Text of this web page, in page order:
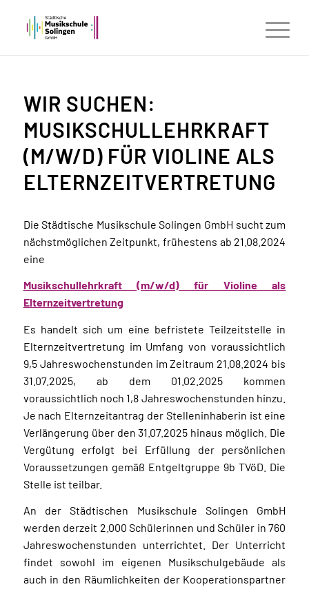
WIR SUCHEN:
MUSIKSCHULLEHRKRAFT
(M/W/D) FÜR VIOLINE ALS
ELTERNZEITVERTRETUNG
Die Städtische Musikschule Solingen GmbH sucht zum
nächstmöglichen Zeitpunkt, frühestens ab 21.08.2024
eine
Musikschullehrkraft (m/w/d) für Violine als
Elternzeitvertretung
Es handelt sich um eine befristete Teilzeitstelle in
Elternzeitvertretung im Umfang von voraussichtlich
9,5 Jahreswochenstunden im Zeitraum 21.08.2024 bis
31.07.2025, ab dem 01.02.2025 kommen
voraussichtlich noch 1,8 Jahreswochenstunden hinzu.
Je nach Elternzeitantrag der Stelleninhaberin ist eine
Verlängerung über den 31.07.2025 hinaus möglich. Die
Vergütung erfolgt bei Erfüllung der persönlichen
Voraussetzungen gemäß Entgeltgruppe 9b TVöD. Die
Stelle ist teilbar.
An der Städtischen Musikschule Solingen GmbH
werden derzeit 2.000 Schülerinnen und Schüler in 760
Jahreswochenstunden unterrichtet. Der Unterricht
findet sowohl im eigenen Musikschulgebäude als
auch in den Räumlichkeiten der Kooperationspartner